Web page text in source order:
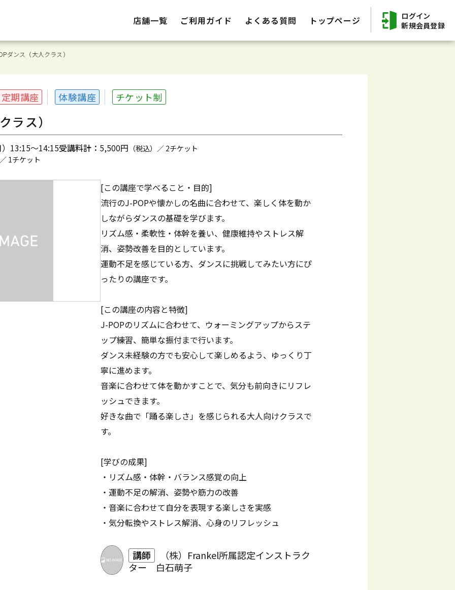
店舗一覧 ご利用ガイド よくある質問 トップページ
ログイン
新規会員登録
ダンス（大人クラス）
定期講座 体験講座 チケット制
ラス）
13:15～14:15受講料計： 5,500円 （税込）／ 2チケット
1チケット
[この講座で学べること・目的]
流行のJ-POPや懐かしの名曲に合わせて、楽しく体を動か
しながらダンスの基礎を学びます。
リズム感・柔軟性・体幹を養い、健康維持やストレス解
消、姿勢改善を目的としています。
運動不足を感じている方、ダンスに挑戦してみたい方にぴ
ったりの講座です。
[この講座の内容と特徴]
J-POPのリズムに合わせて、ウォーミングアップからステ
ップ練習、簡単な振付まで行います。
ダンス未経験の方でも安心して楽しめるよう、ゆっくり丁
寧に進めます。
音楽に合わせて体を動かすことで、気分も前向きにリフレ
ッシュできます。
好きな曲で「踊る楽しさ」を感じられる大人向けクラスで
す。
[学びの成果]
・リズム感・体幹・バランス感覚の向上
・運動不足の解消、姿勢や筋力の改善
・音楽に合わせて自分を表現する楽しさを実感
・気分転換やストレス解消、心身のリフレッシュ
講師
（株）Frankel所属認定インストラク
ター 白石萌子